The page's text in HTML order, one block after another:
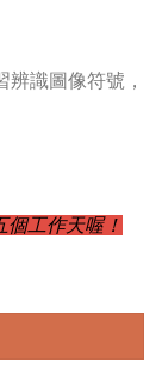
識圖像符號，
工作天喔！